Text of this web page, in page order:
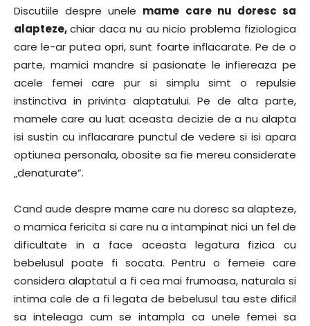
Discutiile despre unele mame care nu doresc sa
alapteze,chiar daca nu au nicio problema fiziologica
care le-ar putea opri, sunt foarte inflacarate. Pe de o
parte, mamici mandre si pasionate le infiereaza pe
acele femei care pur si simplu simt o repulsie
instinctiva in privinta alaptatului. Pe de alta parte,
mamele care au luat aceasta decizie de a nu alapta
isi sustin cu inflacarare punctul de vedere si isi apara
optiunea personala, obosite sa fie mereu considerate
„denaturate”.
Cand aude despre mame care nu doresc sa alapteze,
o mamica fericita si care nu a intampinat nici un fel de
dificultate in a face aceasta legatura fizica cu
bebelusul poate fi socata. Pentru o femeie care
considera alaptatul a fi cea mai frumoasa, naturala si
intima cale de a fi legata de bebelusul tau este dificil
sa inteleaga cum se intampla ca unele femei sa